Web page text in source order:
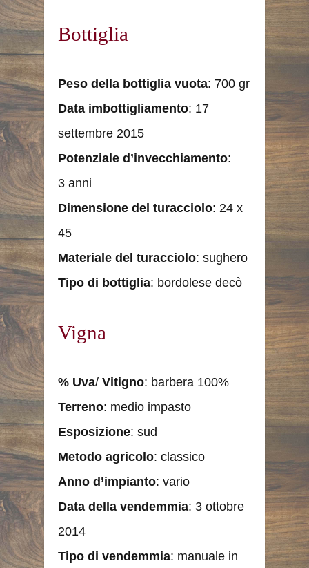
Bottiglia
Peso della bottiglia vuota: 700 gr
Data imbottigliamento: 17
settembre 2015
Potenziale d’invecchiamento:
3 anni
Dimensione del turacciolo: 24 x
45
Materiale del turacciolo: sughero
Tipo di bottiglia: bordolese decò
Vigna
% Uva/ Vitigno: barbera 100%
Terreno: medio impasto
Esposizione: sud
Metodo agricolo: classico
Anno d’impianto: vario
Data della vendemmia: 3 ottobre
2014
Tipo di vendemmia: manuale in